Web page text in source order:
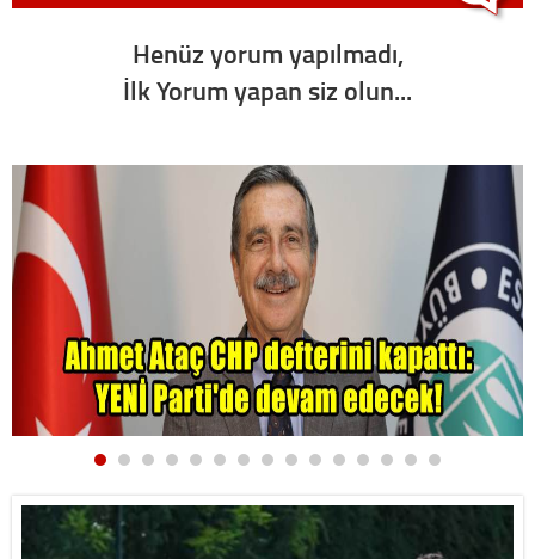
Henüz yorum yapılmadı,
İlk Yorum yapan siz olun...